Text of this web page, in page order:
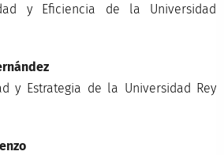
y Eficiencia de la Universidad
y Estrategia de la Universidad Rey